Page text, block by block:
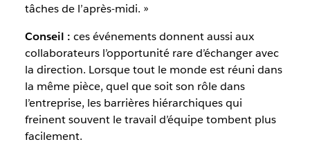
tâches de l’après-midi. »
Conseil : ces événements donnent aussi aux
collaborateurs l’opportunité rare d’échanger avec
la direction. Lorsque tout le monde est réuni dans
la même pièce, quel que soit son rôle dans
l’entreprise, les barrières hiérarchiques qui
freinent souvent le travail d’équipe tombent plus
facilement.